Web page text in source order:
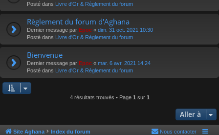
Posté dans Livre d'Or & Règlement du forum
Règlement du forum d'Aghana
Dernier message par Epoc « dim. 31 oct. 2021 10:30
Posté dans Livre d'Or & Règlement du forum
Bienvenue
Dernier message par Epoc « mar. 6 avr. 2021 14:24
Posté dans Livre d'Or & Règlement du forum
4 résultats trouvés • Page 1 sur 1
Aller à
Site Aghana Index du forum Nous contacter